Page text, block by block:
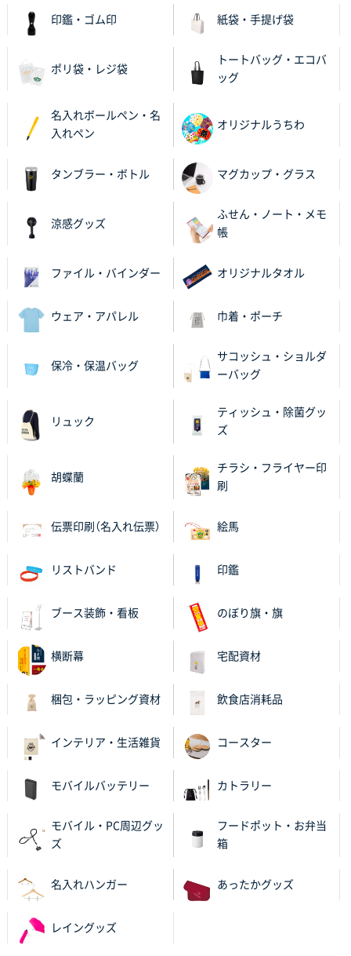
2025年11月25日 16:41
前回同様、安心できるから
茨城県G社様
uni ジェットストリーム 05
2025年11月21日 16:39
何度か注文していて、満足していたから
神奈川県のお客様
のし文言が変更できたのと価格。
千葉県M社様
ワンポイント箔押し紙袋 Sサイズ(A5対応)
営業ご担当者さまより、ご丁寧なサポートをいただ
進められました。
【ポリ袋】特別ご注文ページ
3000枚
昨年利用した時に、納期と金額面でかなり業者さんを
比較して決めさせていただきました。 昨年注文分も、
納期がギリギリだったにも関わらず、丁寧に対応して
対応を頂いており助かっております。
和歌山県S社様
レギュラーのぼり（W600mm×H1800mm）
紹介されたから
大分県Y社様
不織布スクエアトート(A4サイズ)
2025年10月28日 17:10
ワンポイントポリ袋 A4サイズ
2025年10月28日 09:06
東京都N社様
ワンポイントポリ袋 A4サイズ
2025年10月16日 11:34
サイト構成が解りやすかったから
印鑑・ゴム印 紙袋・手提げ袋
ポリ袋・レジ袋
トートバッグ・エコバ
ッグ
名入れボールペン・名
入れペン
オリジナルうちわ
タンブラー・ボトル マグカップ・グラス
涼感グッズ
ふせん・ノート・メモ
帳
ファイル・バインダー オリジナルタオル
ウェア・アパレル 巾着・ポーチ
保冷・保温バッグ
サコッシュ・ショルダ
ーバッグ
リュック
ティッシュ・除菌グッ
ズ
胡蝶蘭
チラシ・フライヤー印
刷
伝票印刷（名入れ伝票） 絵馬
リストバンド 印鑑
ブース装飾・看板 のぼり旗・旗
横断幕 宅配資材
梱包・ラッピング資材 飲食店消耗品
インテリア・生活雑貨 コースター
モバイルバッテリー カトラリー
モバイル・PC周辺グッ
ズ
フードポット・お弁当
箱
名入れハンガー あったかグッズ
レイングッズ